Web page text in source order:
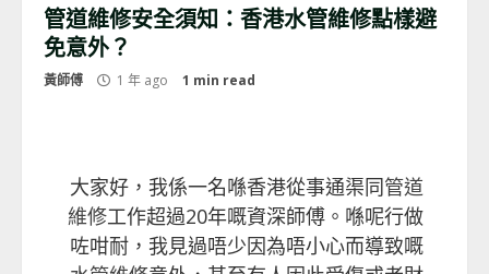
管道維修安全須知：香港水管維修點樣避
免意外？
黃師傅 1 年 ago 1 min read
大家好，我係一名喺香港從事通渠同管道
維修工作超過20年嘅資深師傅。喺呢行做
咗咁耐，我見過唔少因為唔小心而導致嘅